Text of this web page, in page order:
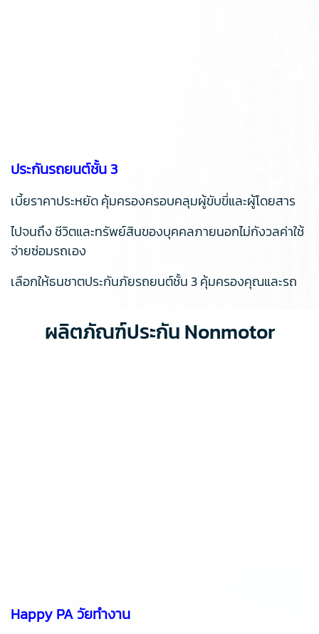
ประกันรถยนต์ชั้น 3
เบี้ยราคาประหยัด คุ้มครองครอบคลุมผู้ขับขี่และผู้โดยสาร
ไปจนถึง ชีวิตและทรัพย์สินของบุคคลภายนอกไม่กังวลค่าใช้
จ่ายซ่อมรถเอง
เลือกให้ธนชาตประกันภัยรถยนต์ชั้น 3 คุ้มครองคุณและรถ
ผลิตภัณฑ์ประกัน Nonmotor
Happy PA วัยทำงาน